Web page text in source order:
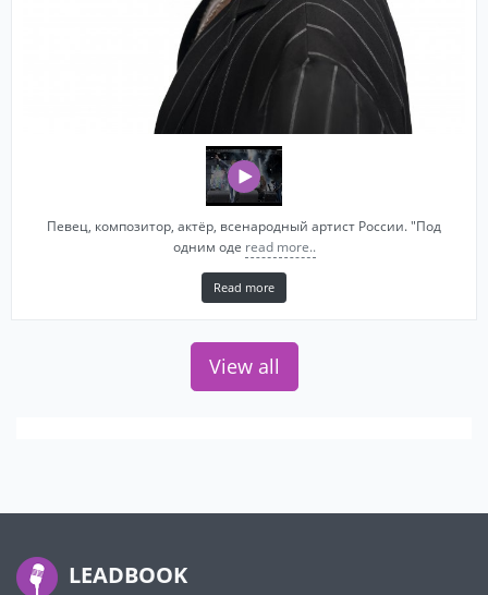
Певец, композитор, актёр, всенародный артист России. "Под
одним оде read more..
Read more
View all
LEADBOOK